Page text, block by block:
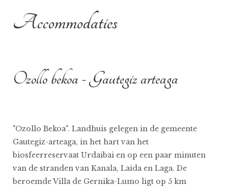
Accommodaties
Ozollo bekoa - Gautegiz arteaga
"Ozollo Bekoa". Landhuis gelegen in de gemeente
Gautegiz-arteaga, in het hart van het
biosfeerreservaat Urdaibai en op een paar minuten
van de stranden van Kanala, Laida en Laga. De
beroemde Villa de Gernika-Lumo ligt op 5 km